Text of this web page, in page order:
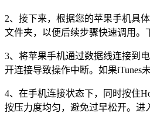
2、接下来，根据您的苹果手机具
文件夹，以便后续步骤快速调用。
3、将苹果手机通过数据线连接到
开连接导致操作中断。如果iTunes
4、在手机连接状态下，同时按住
按压力度均匀，避免过早松开。进